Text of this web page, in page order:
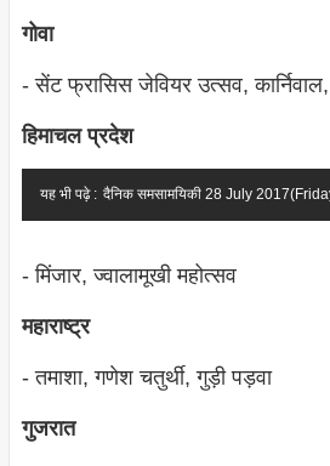
गोवा
- सेंट फ्रासिस जेवियर उत्‍सव,
हिमाचल प्रदेश
यह भी पढ़े : दैनिक समसामयिकी 28 July
- मिंजार, ज्‍वालामूखी महोत्‍सव
महाराष्‍ट्र
- तमाशा, गणेश चतुर्थी, गुड़ी पड़वा
गुजरात